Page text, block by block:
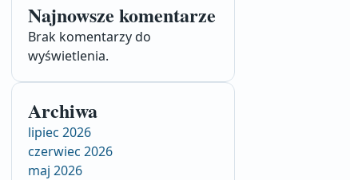
Najnowsze komentarze
Brak komentarzy do
wyświetlenia.
Archiwa
lipiec 2026
czerwiec 2026
maj 2026